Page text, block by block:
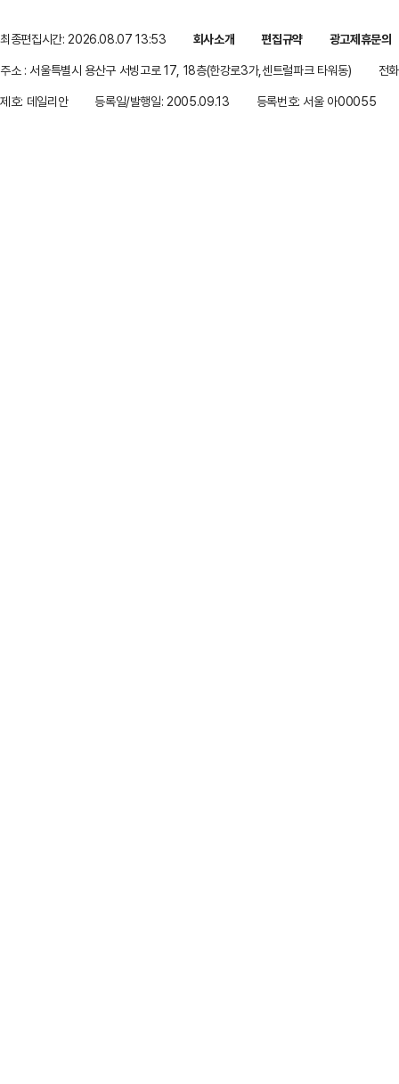
최종편집시간: 2026.08.07 13:53 회사소개 편집규약
광고제휴문의
주소 : 서울특별시 용산구 서빙고로 17, 18층(한강로3가,센트럴파크 타워동)
전
제호: 데일리안
등록일/발행일: 2005.09.13 등록번호: 서울 아00055